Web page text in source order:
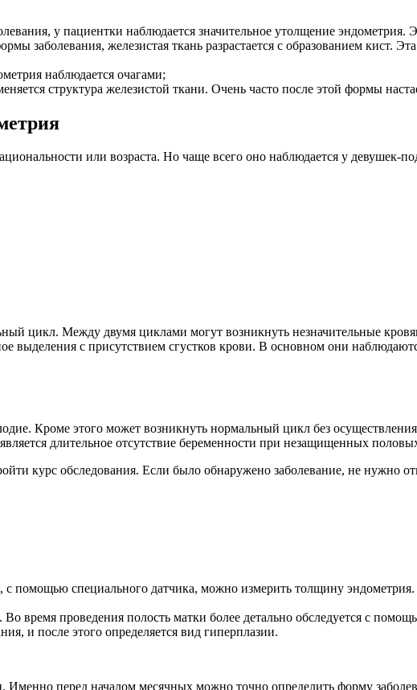
у пациентки наблюдается значительное утолщение
заболевания, железистая ткань разрастается с образованием кист.
наблюдается очагами;
структура железистой ткани. Очень часто после этой формы
или возраста. Но чаще всего оно наблюдается у девушек-
цикл. Между двумя циклами могут возникнуть незначительные
выделения с присутствием сгустков крови. В основном они
Кроме этого может возникнуть нормальный цикл без
длительное отсутствие беременности при незащищенных
курс обследования. Если было обнаружено заболевание, не нужно
с помощью специального датчика, можно измерить толщину
время проведения полость матки более детально обследуется с
и после этого определяется вид гиперплазии.
Именно перед началом месячных можно точно определить форму